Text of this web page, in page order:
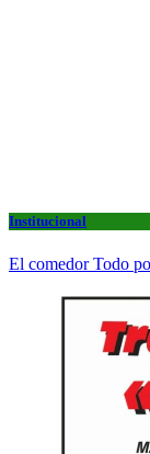
Institucional
El comedor Todo